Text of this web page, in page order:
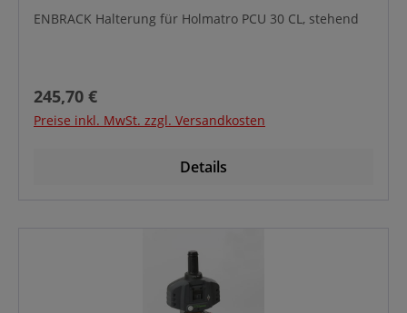
ENBRACK Halterung für Holmatro PCU 30 CL, stehend
Regulärer Preis:
245,70 €
Preise inkl. MwSt. zzgl. Versandkosten
Details